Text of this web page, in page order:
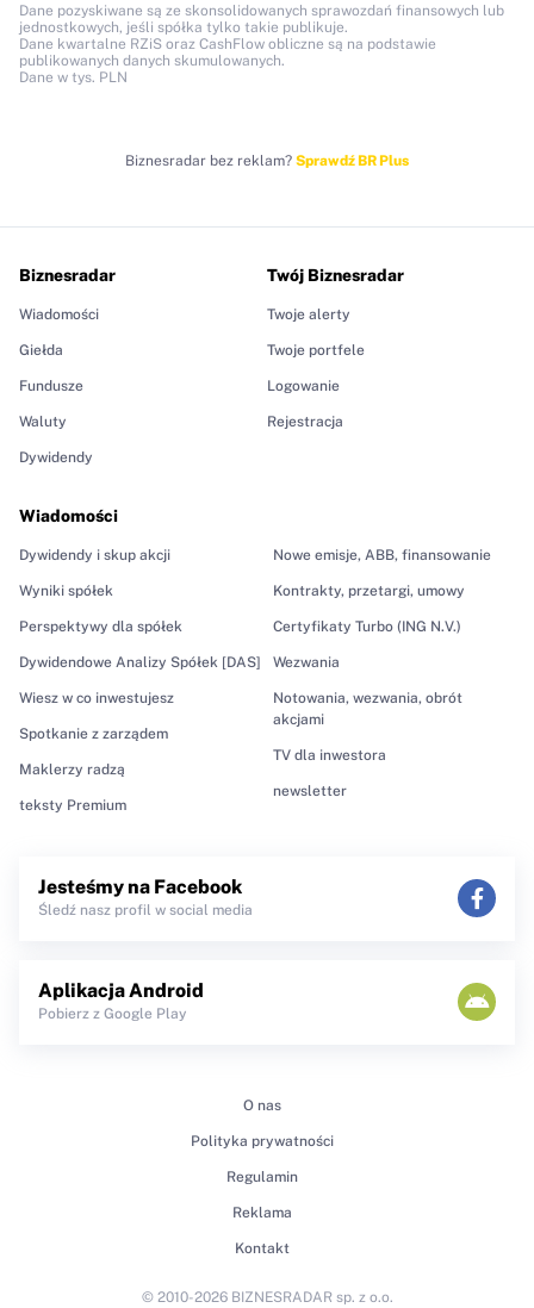
Dane pozyskiwane są ze skonsolidowanych sprawozdań finansowych lub
jednostkowych, jeśli spółka tylko takie publikuje.
Dane kwartalne RZiS oraz CashFlow obliczne są na podstawie
publikowanych danych skumulowanych.
Dane w tys. PLN
Biznesradar bez reklam? Sprawdź BR Plus
Biznesradar
Wiadomości
Giełda
Fundusze
Waluty
Dywidendy
Wiadomości
Dywidendy i skup akcji
Wyniki spółek
Perspektywy dla spółek
Dywidendowe Analizy Spółek [DAS]
Wiesz w co inwestujesz
Spotkanie z zarządem
Maklerzy radzą
teksty Premium
Nowe emisje, ABB, finansowanie
Kontrakty, przetargi, umowy
Certyfikaty Turbo (ING N.V.)
Wezwania
Notowania, wezwania, obrót
akcjami
TV dla inwestora
newsletter
Twój Biznesradar
Twoje alerty
Twoje portfele
Logowanie
Rejestracja
Jesteśmy na Facebook
Śledź nasz profil w social media
Aplikacja Android
Pobierz z Google Play
O nas
Polityka prywatności
Regulamin
Reklama
Kontakt
© 2010-2026 BIZNESRADAR sp. z o.o.